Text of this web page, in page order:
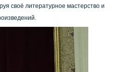
своё литературное мастерство и